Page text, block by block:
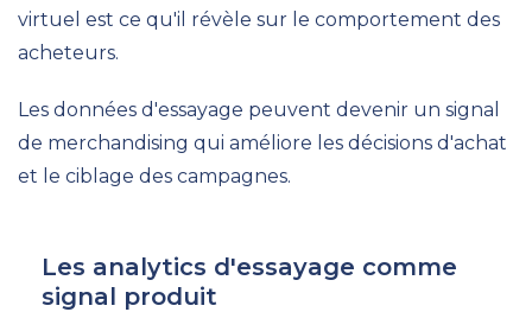
virtuel est ce qu'il révèle sur le comportement des
acheteurs.
Les données d'essayage peuvent devenir un signal
de merchandising qui améliore les décisions d'achat
et le ciblage des campagnes.
Les analytics d'essayage comme
signal produit